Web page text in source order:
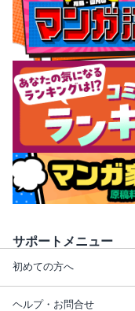
サポートメニュー
初めての方へ
ヘルプ・お問合せ